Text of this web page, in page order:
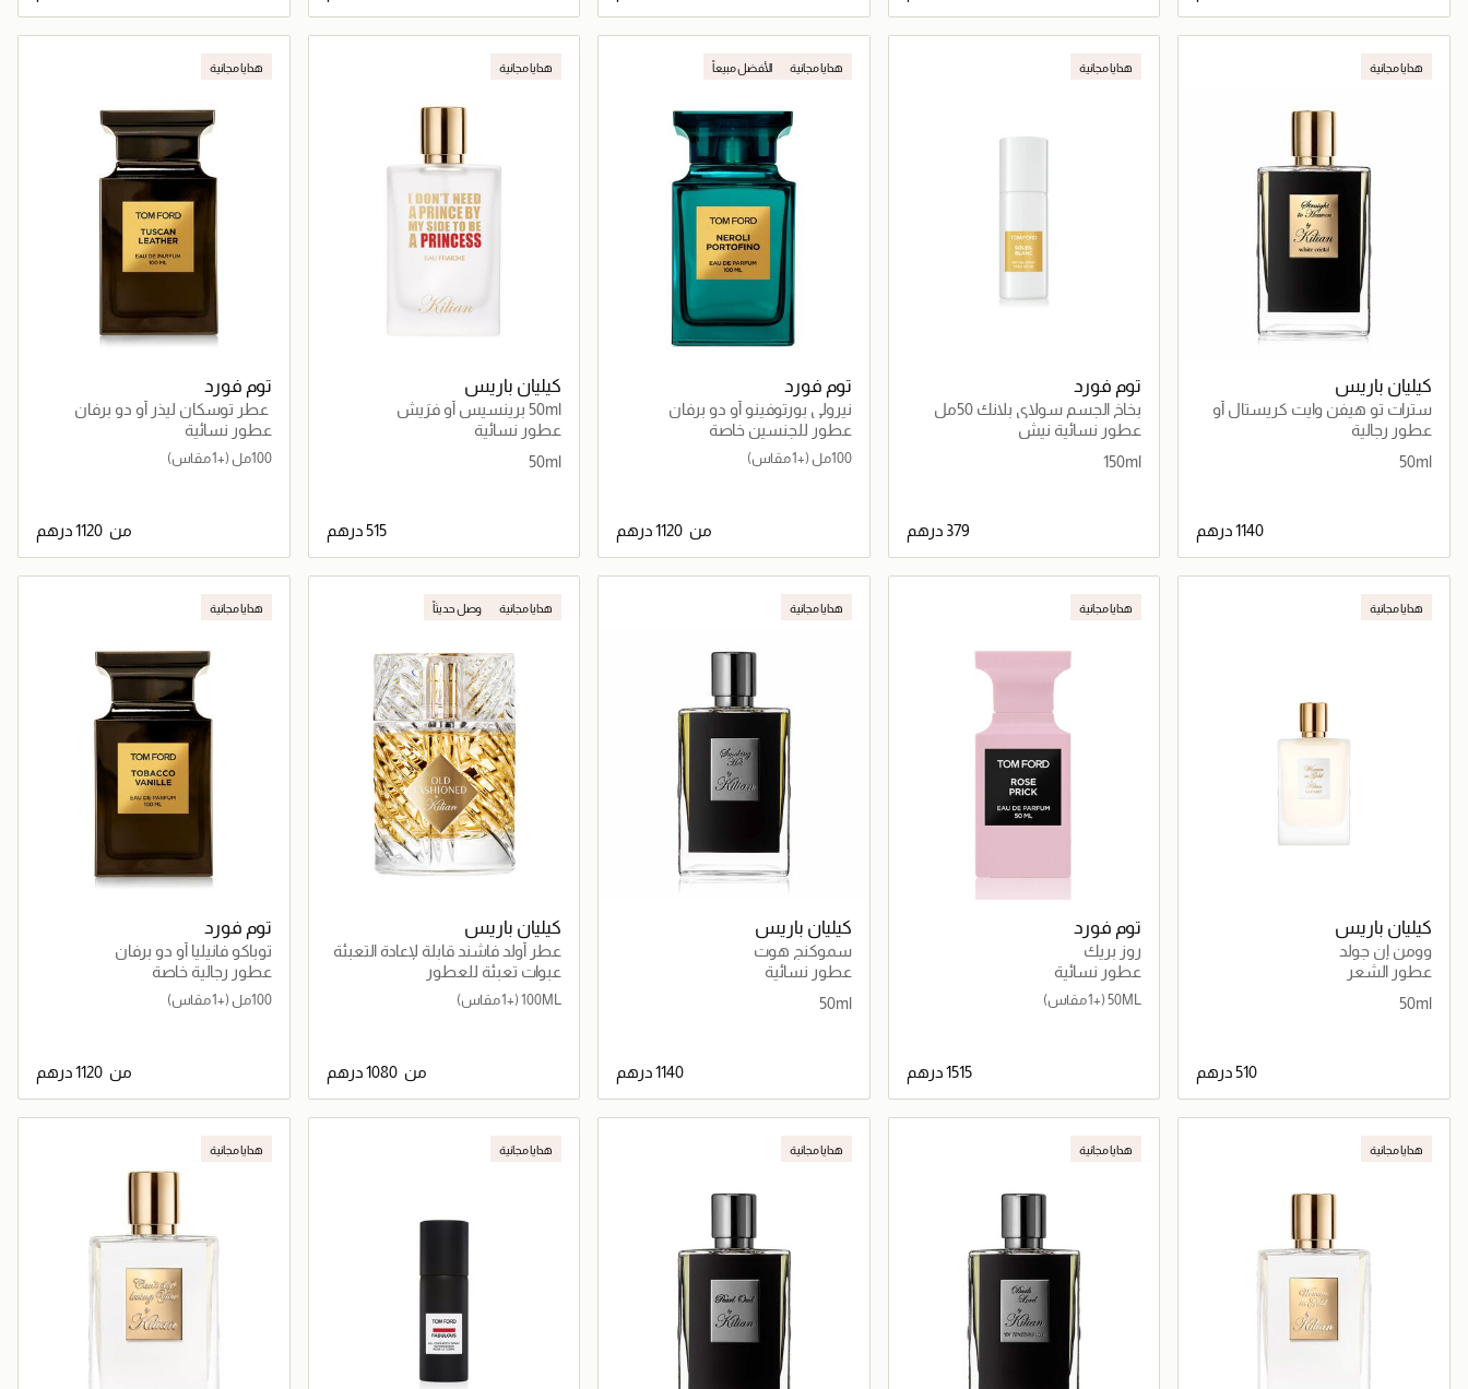
جاري تحميل التفاصيل جاري تحميل التفاصيل جاري تحميل التفاصيل جاري تحميل التفاصيل جاري تحميل التفاصيل
هدايا مجانية
كيليان باريس
سترات تو هيفن وايت كريستال أو
دو برفان 50مل
عطور رجالية
50ml
جاري تحميل التفاصيل
هدايا مجانية
توم فورد
بخاخ الجسم سولاي بلانك 50مل
عطور نسائية نيش
150ml
جاري تحميل التفاصيل
هدايا مجانية الأفضل مبيعاً
توم فورد
نيرولي بورتوفينو أو دو برفان
عطور للجنسين خاصة
100مل (+1 مقاس)
من
جاري تحميل التفاصيل
هدايا مجانية
كيليان باريس
50ml برينسيس أو فرَيش
عطور نسائية
50ml
⁦515⁩ درهم
جاري تحميل التفاصيل
هدايا مجانية
توم فورد
عطر توسكان ليذر أو دو برفان
عطور نسائية
100مل (+1 مقاس)
من
جاري تحميل التفاصيل
هدايا مجانية
كيليان باريس
وومن إن جولد
عطور الشعر
50ml
جاري تحميل التفاصيل
هدايا مجانية
توم فورد
روز بريك
عطور نسائية
50ML (+1 مقاس)
⁦1515⁩ درهم
جاري تحميل التفاصيل
هدايا مجانية
كيليان باريس
سموكنج هوت
عطور نسائية
50ml
جاري تحميل التفاصيل
هدايا مجانية وصل حديثاً
كيليان باريس
عطر أولد فاشند قابلة لإعادة التعبئة
عبوات تعبئة للعطور
100ML (+1 مقاس)
من ⁦1080⁩ درهم
جاري تحميل التفاصيل
هدايا مجانية
توم فورد
توباكو فانيليا أو دو برفان
عطور رجالية خاصة
100مل (+1 مقاس)
من
جاري تحميل التفاصيل
هدايا مجانية هدايا مجانية هدايا مجانية هدايا مجانية هدايا مجانية